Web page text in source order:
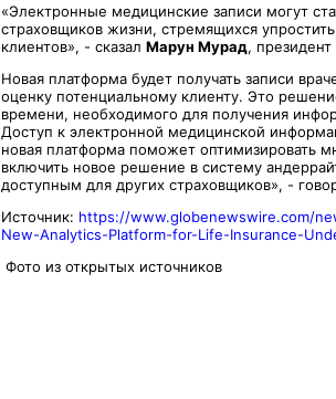
«Электронные медицинские записи могут
страховщиков жизни, стремящихся
клиентов», - сказал Марун Мурад, президент
Новая платформа будет получать записи
оценку потенциальному клиенту. Это
времени, необходимого для получения
Доступ к электронной медицинской
новая платформа поможет оптимизировать
включить новое решение в систему
доступным для других страховщиков», -
Источник: https://www.globenewswire.com/
New-Analytics-Platform-for-Life-Insurance-
Фото из открытых источников